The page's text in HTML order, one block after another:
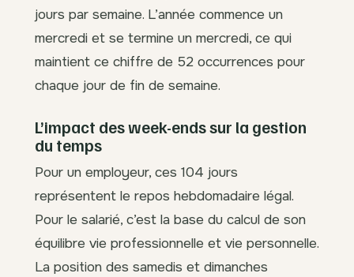
jours par semaine. L’année commence un
mercredi et se termine un mercredi, ce qui
maintient ce chiffre de 52 occurrences pour
chaque jour de fin de semaine.
L’impact des week-ends sur la gestion
du temps
Pour un employeur, ces 104 jours
représentent le repos hebdomadaire légal.
Pour le salarié, c’est la base du calcul de son
équilibre vie professionnelle et vie personnelle.
La position des samedis et dimanches